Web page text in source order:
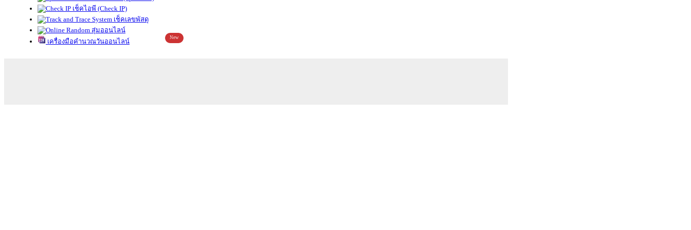
เช็คไอพี (Check IP)
เช็คเลขพัสดุ
สุ่มออนไลน์
เครื่องมือคำนวณวันออนไลน์
New